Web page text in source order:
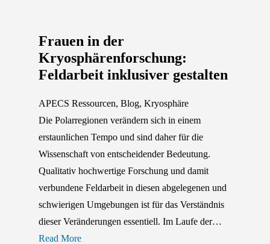
Frauen in der
Kryosphärenforschung:
Feldarbeit inklusiver gestalten
APECS Ressourcen, Blog, Kryosphäre
Die Polarregionen verändern sich in einem
erstaunlichen Tempo und sind daher für die
Wissenschaft von entscheidender Bedeutung.
Qualitativ hochwertige Forschung und damit
verbundene Feldarbeit in diesen abgelegenen und
schwierigen Umgebungen ist für das Verständnis
dieser Veränderungen essentiell. Im Laufe der…
Read More